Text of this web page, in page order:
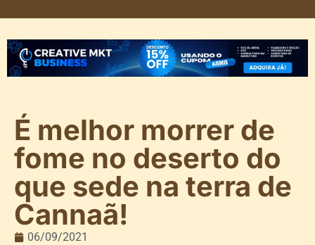
É melhor morrer de
fome no deserto do
que sede na terra de
Cannaã!
06/09/2021